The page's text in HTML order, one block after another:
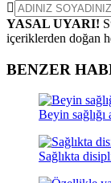
YASAL UYARI!
içeriklerden doğan
BENZER
Beyin sağlığı
Sağlıkta